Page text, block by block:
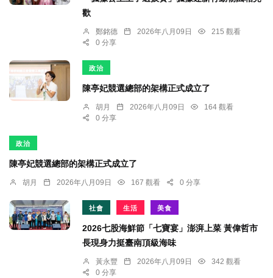
歡
鄭銘德 2026年八月09日
215 觀看
0 分享
政治
陳亭妃競選總部的架構正式成立了
胡月 2026年八月09日
164 觀看
0 分享
政治
陳亭妃競選總部的架構正式成立了
胡月 2026年八月09日 167 觀看 0 分享
社會 生活 美食
2026七股海鮮節「七寶宴」澎湃上菜 黃偉哲市
長現身力挺臺南頂級海味
黃永豐 2026年八月09日
342 觀看
0 分享